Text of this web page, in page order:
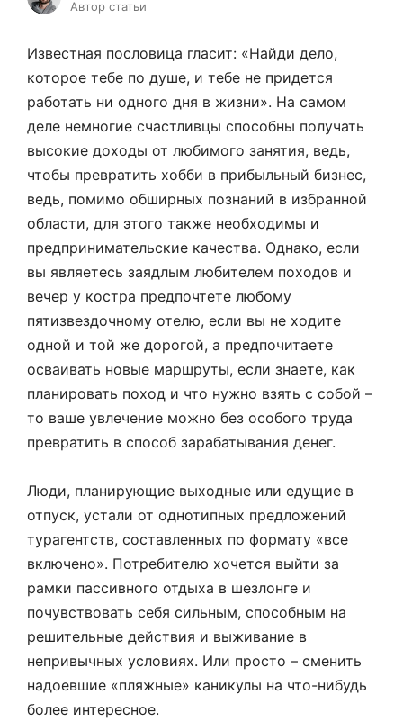
Автор статьи
Известная пословица гласит: «Найди дело,
которое тебе по душе, и тебе не придется
работать ни одного дня в жизни». На самом
деле немногие счастливцы способны получать
высокие доходы от любимого занятия, ведь,
чтобы превратить хобби в прибыльный бизнес,
ведь, помимо обширных познаний в избранной
области, для этого также необходимы и
предпринимательские качества. Однако, если
вы являетесь заядлым любителем походов и
вечер у костра предпочтете любому
пятизвездочному отелю, если вы не ходите
одной и той же дорогой, а предпочитаете
осваивать новые маршруты, если знаете, как
планировать поход и что нужно взять с собой –
то ваше увлечение можно без особого труда
превратить в способ зарабатывания денег.
Люди, планирующие выходные или едущие в
отпуск, устали от однотипных предложений
турагентств, составленных по формату «все
включено». Потребителю хочется выйти за
рамки пассивного отдыха в шезлонге и
почувствовать себя сильным, способным на
решительные действия и выживание в
непривычных условиях. Или просто – сменить
надоевшие «пляжные» каникулы на что-нибудь
более интересное.